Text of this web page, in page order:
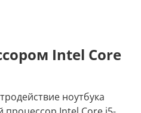
Intel Core
ноутбука